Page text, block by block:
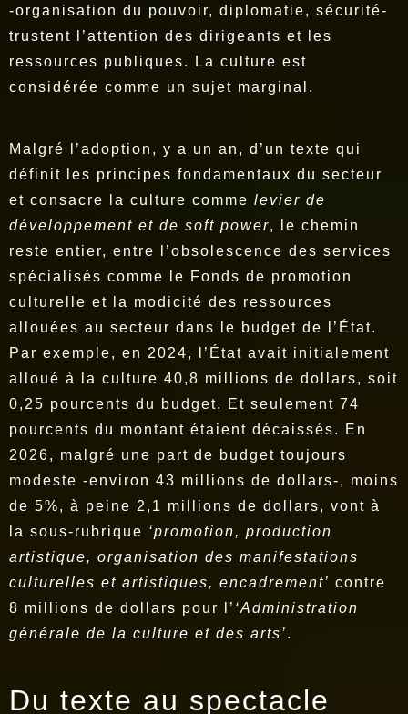
-organisation du pouvoir, diplomatie, sécurité-
trustent l’attention des dirigeants et les
ressources publiques. La culture est
considérée comme un sujet marginal.
Malgré l’adoption, y a un an, d’un texte qui
définit les principes fondamentaux du secteur
et consacre la culture comme levier de
développement et de soft power, le chemin
reste entier, entre l’obsolescence des services
spécialisés comme le Fonds de promotion
culturelle et la modicité des ressources
allouées au secteur dans le budget de l’État.
Par exemple, en 2024, l’État avait initialement
alloué à la culture 40,8 millions de dollars, soit
0,25 pourcents du budget. Et seulement 74
pourcents du montant étaient décaissés. En
2026, malgré une part de budget toujours
modeste -environ 43 millions de dollars-, moins
de 5%, à peine 2,1 millions de dollars, vont à
la sous-rubrique ‘promotion, production
artistique, organisation des manifestations
culturelles et artistiques, encadrement’ contre
8 millions de dollars pour l’ ‘Administration
générale de la culture et des arts’.
Du texte au spectacle